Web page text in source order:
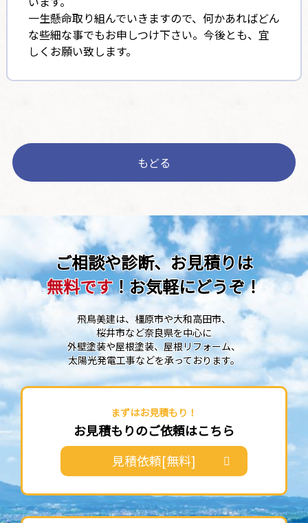
一生懸命取り組んでいきますので、何かあればどん
な些細な事でもお申しつけ下さい。今後とも、宜
しくお願い致します。
もどる
ご相談や診断、お見積りは
無料です！お気軽にどうぞ！
飛鳥美建は、橿原市や大和高田市、
桜井市など奈良県を中心に
外壁塗装や屋根塗装、屋根リフォーム、
太陽光発電工事などを承っております。
まずはお見積もり！
お見積もりのご依頼はこちら
見積依頼[無料]